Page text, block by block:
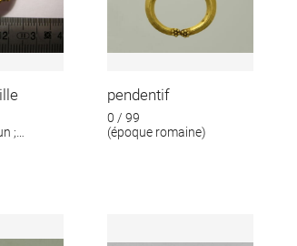
;
pendentif
0 / 99
(époque romaine)